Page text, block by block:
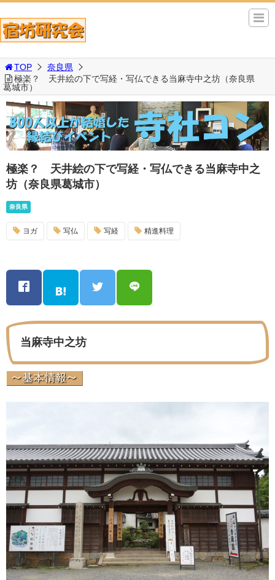
TOP
奈良県
極楽？ 天井絵の下で写経・写仏できる当麻寺中之坊（奈良県
葛城市）
極楽？ 天井絵の下で写経・写仏できる当麻寺中之
坊（奈良県葛城市）
奈良県
ヨガ 写仏 写経 精進料理
当麻寺中之坊